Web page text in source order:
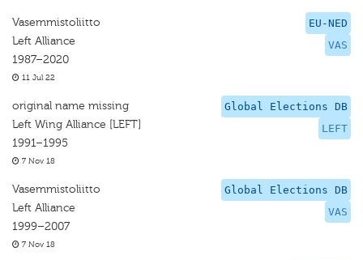
EU-NED
VAS
Vasemmistoliitto
Left Alliance
1987–2020
11 Jul 22
Global Elections DB
LEFT
original name missing
Left Wing Alliance [LEFT]
1991–1995
7 Nov 18
Global Elections DB
VAS
Vasemmistoliitto
Left Alliance
1999–2007
7 Nov 18